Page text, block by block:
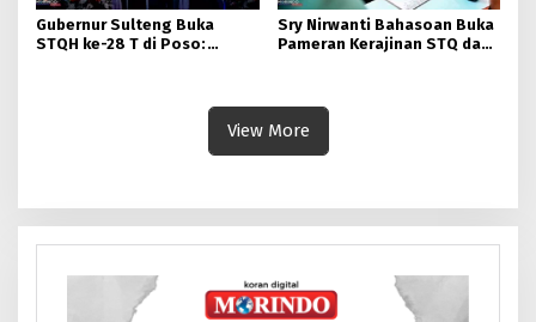
Gubernur Sulteng Buka
STQH ke-28 T di Poso:
Sry Nirwanti Bahasoan Buka
Pameran Kerajinan STQ dan
View More